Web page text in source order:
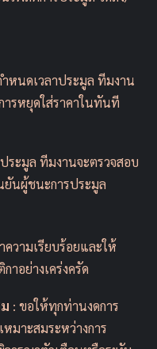
ำหนดเวลาประมูล ทีมงาน
รหยุดใส่ราคาในทันที
ระมูล ทีมงานจะตรวจสอบ
ยันผู้ชนะการประมูล
ความเรียบร้อยและให้
อย่างเคร่งครัด
: ขอให้ทุกท่านงดการ
มาะสมระหว่างการ